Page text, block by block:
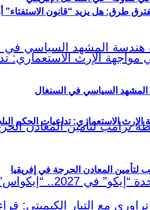
الإرث الاستعماري: تداعيات الحكم
طرق: هل يزيد “قانون الاستفتاء”
السياسي في السنغال
لتأمين المعادن الحرجة في إفريقيا